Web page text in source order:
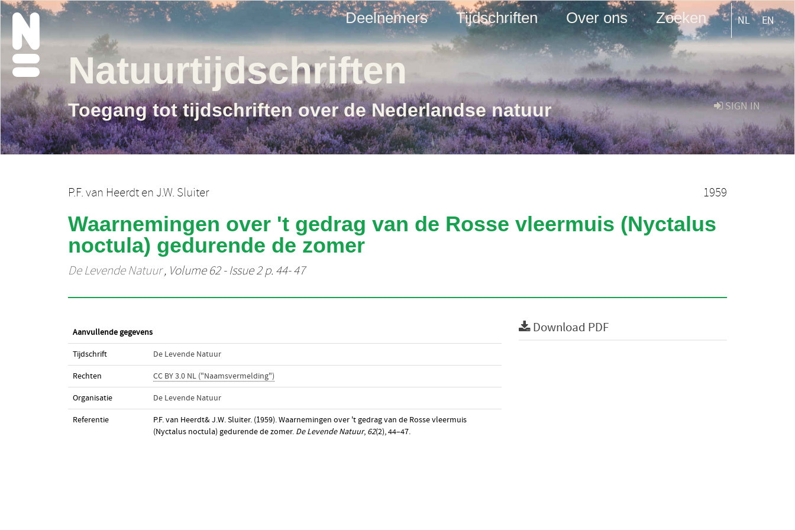
Deelnemers Tijdschriften Over ons Zoeken NL EN
SIGN IN
Natuurtijdschriften
Toegang tot tijdschriften over de Nederlandse natuur
P.F. van Heerdten J.W. Sluiter 1959
Waarnemingen over 't gedrag van de Rosse vleermuis (Nyctalus
noctula) gedurende de zomer
De Levende Natuur, Volume 62 - Issue 2 p. 44- 47
Aanvullende gegevens
Tijdschrift De Levende Natuur
Rechten CC BY 3.0 NL ("Naamsvermelding")
Organisatie De Levende Natuur
Referentie
P.F. van Heerdt& J.W. Sluiter. (1959). Waarnemingen over 't gedrag van de Rosse vleermuis
(Nyctalus noctula) gedurende de zomer. De Levende Natuur, 62(2), 44–47.
Download PDF